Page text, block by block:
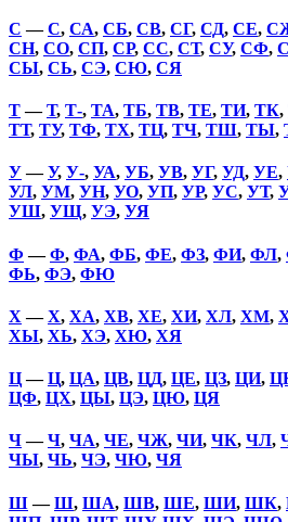
С —С, СА, СБ, СВ, СГ, СД, СЕ,
СН, СО, СП, СР, СС, СТ, СУ, СФ,
СЫ, СЬ, СЭ, СЮ, СЯ
Т—Т, Т-, ТА, ТБ, ТВ, ТЕ, ТИ, ТК,
ТТ, ТУ, ТФ, ТХ, ТЦ, ТЧ, ТШ, ТЫ,
У—У, У-, УА, УБ, УВ, УГ, УД, УЕ,
УЛ, УМ, УН, УО, УП, УР, УС, УТ,
УШ, УЩ, УЭ, УЯ
Ф —Ф, ФА, ФБ, ФЕ, ФЗ, ФИ, ФЛ,
ФЬ, ФЭ, ФЮ
Х —Х, ХА, ХВ, ХЕ, ХИ, ХЛ, ХМ,
ХЫ, ХЬ, ХЭ, ХЮ, ХЯ
Ц—Ц, ЦА, ЦВ, ЦД, ЦЕ, ЦЗ, ЦИ,
ЦФ, ЦХ, ЦЫ, ЦЭ, ЦЮ, ЦЯ
Ч—Ч, ЧА, ЧЕ, ЧЖ, ЧИ, ЧК, ЧЛ,
ЧЫ, ЧЬ, ЧЭ, ЧЮ, ЧЯ
Ш—Ш, ША, ШВ, ШЕ, ШИ, ШК,